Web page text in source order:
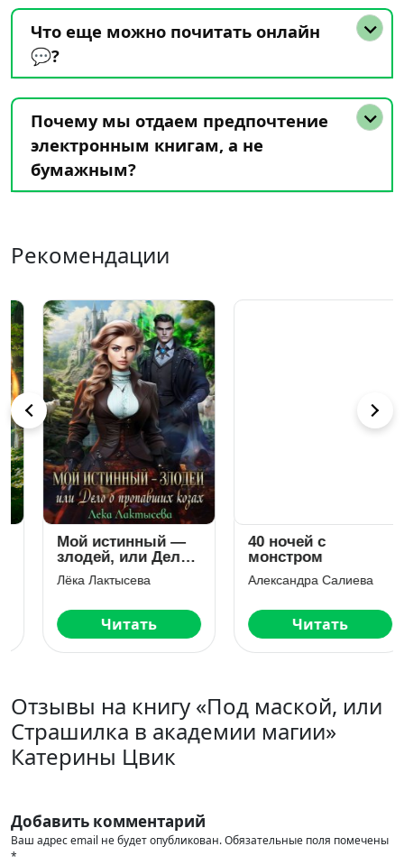
Что еще можно почитать онлайн
💬?
Почему мы отдаем предпочтение
электронным книгам, а не
бумажным?
Рекомендации
Мой истинный —
злодей, или Дело
о пропавших козах
Лёка Лактысева
Читать
40 ночей с
монстром
Александра Салиева
Читать
Отзывы на книгу «Под маской, или
Страшилка в академии магии»
Катерины Цвик
Добавить комментарий
Ваш адрес email не будет опубликован.Обязательные поля помечены
*